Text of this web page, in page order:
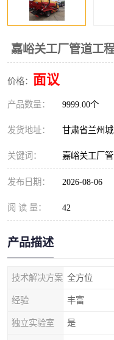
嘉峪关工厂管道工
价格： 面议
产品数量： 9999.00个
发货地址： 甘肃省兰州
关键词： 嘉峪关工厂
发布日期： 2026-08-06
阅 读 量： 42
产品描述
技术解决方案 全方位
经验 丰富
独立实验室 是